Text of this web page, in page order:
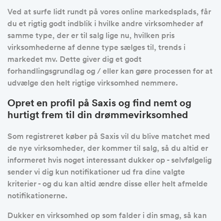
Ved at surfe lidt rundt på vores online markedsplads, får
du et rigtig godt indblik i hvilke andre virksomheder af
samme type, der er til salg lige nu, hvilken pris
virksomhederne af denne type sælges til, trends i
markedet mv. Dette giver dig et godt
forhandlingsgrundlag og / eller kan gøre processen for at
udvælge den helt rigtige virksomhed nemmere.
Opret en profil på Saxis og find nemt og
hurtigt frem til din drømmevirksomhed
Som registreret køber på Saxis vil du blive matchet med
de nye virksomheder, der kommer til salg, så du altid er
informeret hvis noget interessant dukker op - selvfølgelig
sender vi dig kun notifikationer ud fra dine valgte
kriterier - og du kan altid ændre disse eller helt afmelde
notifikationerne.
Dukker en virksomhed op som falder i din smag, så kan